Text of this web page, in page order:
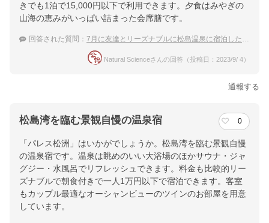
きでも1泊で15,000円以下で利用できます。夕食はみやぎの
山海の恵みがいっぱい詰まった会席膳です。
回答された質問： 7月に友達とリーズナブルに松島温泉に宿泊したい！
Natural Scienceさんの回答（投稿日：2023/9/ 4）
通報する
松島湾を臨む景観自慢の温泉宿 0
「パレス松洲」はいかがでしょうか。松島湾を臨む景観自慢
の温泉宿です。温泉は眺めのいい大浴場のほかサウナ・ジャ
グジー・水風呂でリフレッシュできます。料金も比較的リー
ズナブルで朝食付きで一人1万円以下で宿泊できます。客室
もカップル最適なオーシャンビューのツインのお部屋を用意
しています。